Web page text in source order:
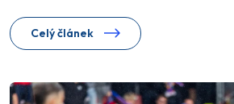
Celý článek